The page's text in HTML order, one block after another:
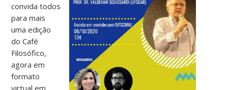
convida todos
para mais
uma edição
do Café
Filosófico,
agora em
formato
virtual em